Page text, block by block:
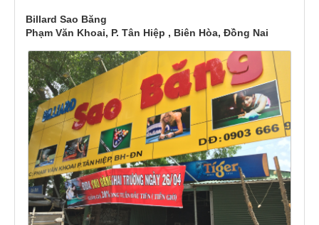
Billard Sao Băng
Phạm Văn Khoai, P. Tân Hiệp , Biên Hòa, Đồng Nai